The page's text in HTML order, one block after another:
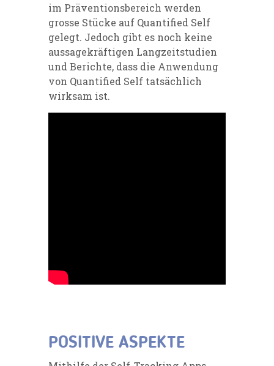
im Präventionsbereich werden
grosse Stücke auf Quantified Self
gelegt. Jedoch gibt es noch keine
aussagekräftigen Langzeitstudien
und Berichte, dass die Anwendung
von Quantified Self tatsächlich
wirksam ist.
POSITIVE ASPEKTE